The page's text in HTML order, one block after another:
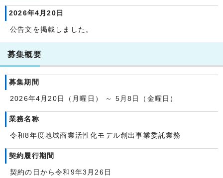
2026年4月20日
公告文を掲載しました。
募集概要
募集期間
2026年4月20日（月曜日） ～ 5月8日（金曜日）
業務名称
令和8年度地域商業活性化モデル創出事業委託業務
契約履行期間
契約の日から令和9年3月26日